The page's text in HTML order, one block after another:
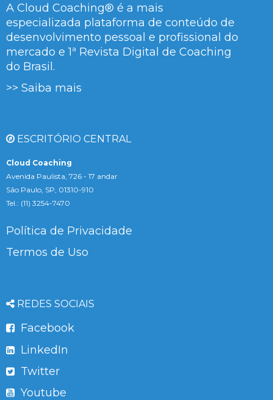
A Cloud Coaching® é a mais
especializada plataforma de conteúdo de
desenvolvimento pessoal e profissional do
mercado e 1ª Revista Digital de Coaching
do Brasil.
>> Saiba mais
ESCRITÓRIO CENTRAL
Cloud Coaching
Avenida Paulista, 726 - 17 andar
São Paulo, SP, 01310-910
Tel.: (11) 3254-7470
Política de Privacidade
Termos de Uso
REDES SOCIAIS
Facebook
LinkedIn
Twitter
Youtube